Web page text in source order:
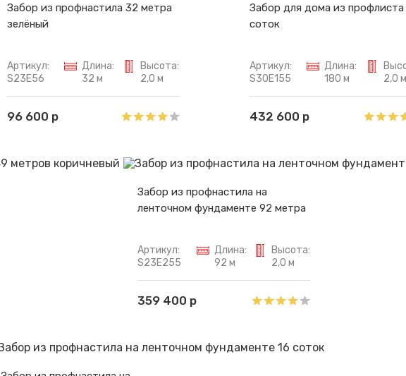
Забор из профнастила 32 метра
зелёный
Артикул:
S23E56
Длина:
32 м
Высота:
2,0 м
96 600 р
Забор для дома из профлиста
соток
Артикул:
S30E155
Длина:
180 м
2,0 м
432 600 р
Забор из профнастила на
ленточном фундаменте 92 метра
Артикул:
S23E255
Длина:
92 м
Высота:
2,0 м
359 400 р